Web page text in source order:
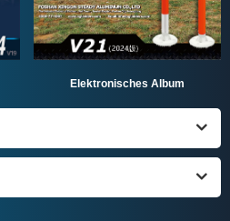
Elektronisches Album